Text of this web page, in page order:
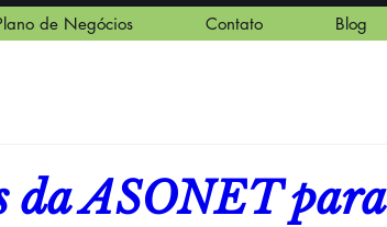
de Negócios Contato Blog
da ASONET para